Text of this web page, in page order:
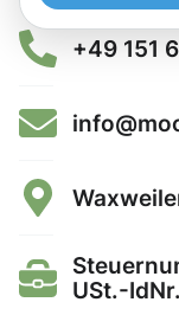
+49 151
USt.-